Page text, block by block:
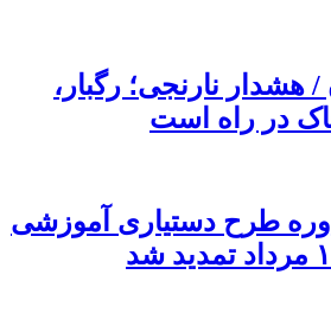
هشدار نارنجی؛ رگبار،
در راه است
طرح دستیاری آموزشی